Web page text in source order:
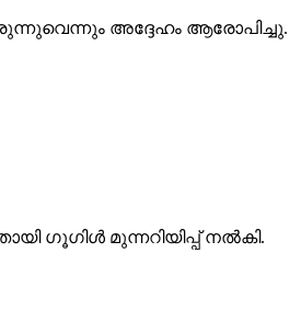
അദ്ദേഹം ആരോപിച്ചു.
ഗൂഗിള്‍ മുന്നറിയിപ്പ് നല്‍കി.